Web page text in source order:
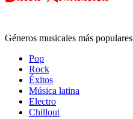
Géneros musicales más populares
Pop
Rock
Éxitos
Música latina
Electro
Chillout